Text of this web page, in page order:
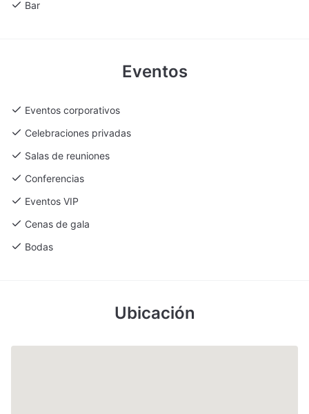
Bar
Eventos
Eventos corporativos
Celebraciones privadas
Salas de reuniones
Conferencias
Eventos VIP
Cenas de gala
Bodas
Ubicación